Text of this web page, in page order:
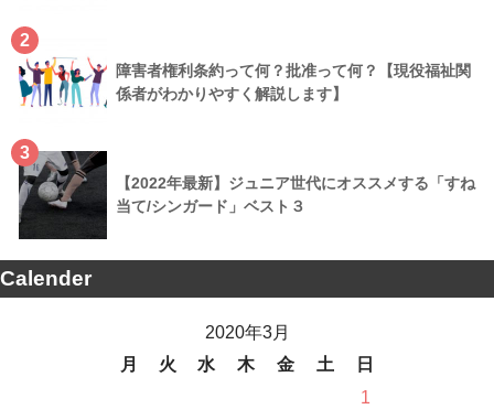
2
障害者権利条約って何？批准って何？【現役福祉関
係者がわかりやすく解説します】
3
【2022年最新】ジュニア世代にオススメする「すね
当て/シンガード」ベスト３
Calender
2020年3月
月
火 水 木 金 土
日
1